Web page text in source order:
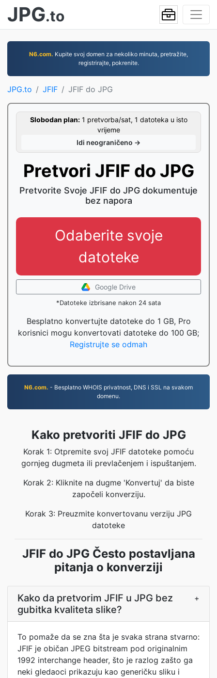
JPG.to
N6.com. Kupite svoj domen za nekoliko minuta, pretražite,
registrirajte, pokrenite.
JPG.to JFIF JFIF do JPG
Slobodan plan:1 pretvorba/sat, 1 datoteka u isto
vrijeme
Idi neograničeno →
Pretvori JFIF do JPG
Pretvorite Svoje JFIF do JPG dokumentuje
bez napora
Odaberite svoje
datoteke
Google Drive
*Datoteke izbrisane nakon 24 sata
Besplatno konvertujte datoteke do 1 GB, Pro
korisnici mogu konvertovati datoteke do 100 GB;
Registrujte se odmah
N6.com. - Besplatno WHOIS privatnost, DNS i SSL na svakom
domenu.
Kako pretvoriti JFIF do JPG
Korak 1: Otpremite svoj JFIF datoteke pomoću
gornjeg dugmeta ili prevlačenjem i ispuštanjem.
Korak 2: Kliknite na dugme 'Konvertuj' da biste
započeli konverziju.
Korak 3: Preuzmite konvertovanu verziju JPG
datoteke
JFIF do JPG Često postavljana
pitanja o konverziji
Kako da pretvorim JFIF u JPG bez
gubitka kvaliteta slike?
+
To pomaže da se zna šta je svaka strana stvarno:
JFIF je običan JPEG bitstream pod originalnim
1992 interchange header, što je razlog zašto ga
neki gledaoci prikazuju kao generičku sliku i